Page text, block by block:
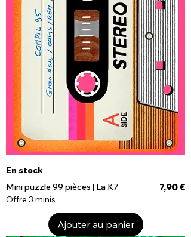
En stock
Mini puzzle 99 pièces | La K7
Prix
7,90 €
Offre 3 minis
Ajouter au panier